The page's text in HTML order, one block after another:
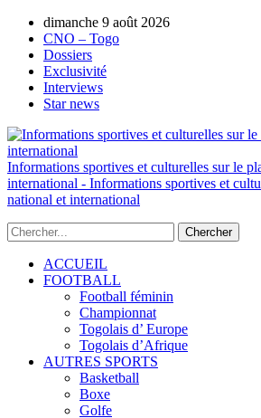
dimanche 9 août 2026
CNO – Togo
Dossiers
Exclusivité
Interviews
Star news
Informations sportives et culturelles sur le
international - Informations sportives et
national et international
ACCUEIL
FOOTBALL
Football féminin
Championnat
Togolais d’ Europe
Togolais d’Afrique
AUTRES SPORTS
Basketball
Boxe
Golfe
AUTORISATION